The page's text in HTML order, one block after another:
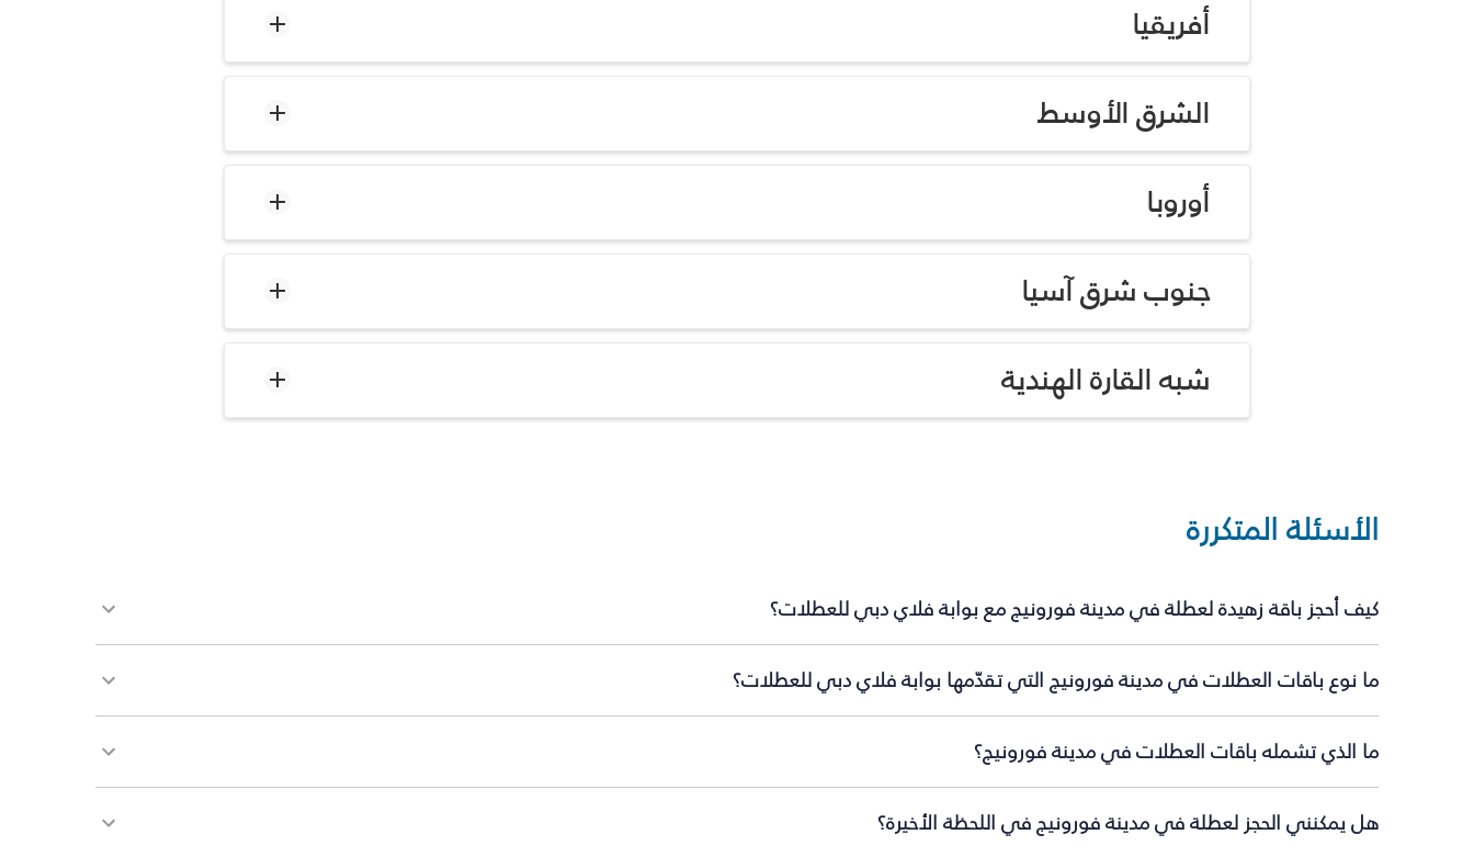
أفريقيا
الشرق الأوسط
أوروبا
جنوب شرق آسيا
شبه القارة الهندية
الأسئلة المتكررة
كيف أحجز باقة زهيدة لعطلة في مدينة فورونيج مع بوابة فلاي دبي للعطلات؟
ما نوع باقات العطلات في مدينة فورونيج التي تقدّمها بوابة فلاي دبي للعطلات؟
ما الذي تشمله باقات العطلات في مدينة فورونيج؟
هل يمكنني الحجز لعطلة في مدينة فورونيج في اللحظة الأخيرة؟